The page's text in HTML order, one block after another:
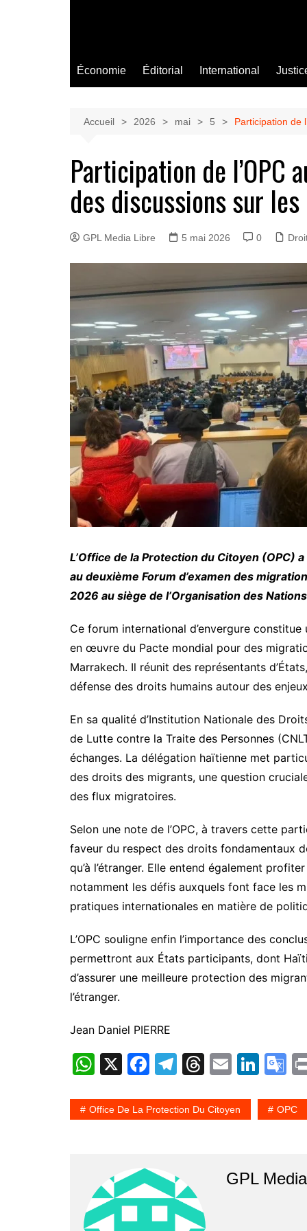
Économie Éditorial International
Accueil 2026 mai 5 Participation de
Participation de l’OPC
des discussions sur
GPL Media Libre 5 mai 2026 0
L’Office de la Protection du Citoyen (OPC)
au deuxième Forum d’examen des
2026 au siège de l’Organisation des
Ce forum international d’envergure
en œuvre du Pacte mondial pour des
Marrakech. Il réunit des représentants
défense des droits humains autour des
En sa qualité d’Institution Nationale des
de Lutte contre la Traite des Personnes
échanges. La délégation haïtienne met
des droits des migrants, une question
des flux migratoires.
Selon une note de l’OPC, à travers cette
faveur du respect des droits fondamentaux
qu’à l’étranger. Elle entend également
notamment les défis auxquels font face les
pratiques internationales en matière de
L’OPC souligne enfin l’importance des
permettront aux États participants, dont
d’assurer une meilleure protection des
l’étranger.
Jean Daniel PIERRE
W
at
p
X
F
c
o
o
k
T
e
m
T
e
E
ai
Li
k
n
G
o
Tr
Office De La Protection Du Citoyen OPC
GPL